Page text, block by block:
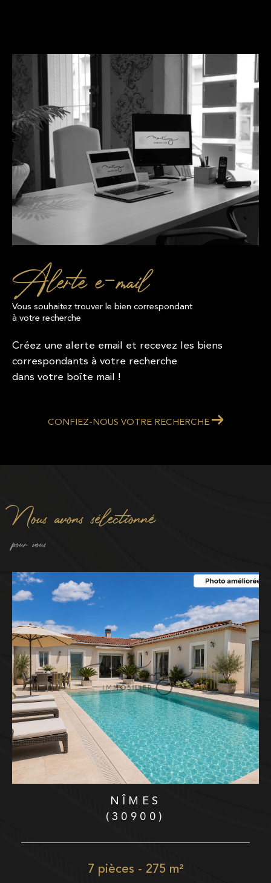
Alerte e-mail
Vous souhaitez trouver le bien correspondant
à votre recherche
Créez une alerte email et recevez les biens
correspondants à votre recherche
dans votre boîte mail !
CONFIEZ-NOUS VOTRE RECHERCHE
Nous avons sélectionné
pour vous
NÎMES
(30900)
7 pièces - 169 m²